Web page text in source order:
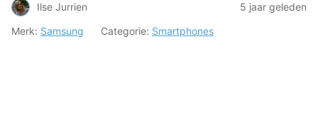
Ilse Jurrien
5 jaar geleden
Merk: Samsung Categorie: Smartphones